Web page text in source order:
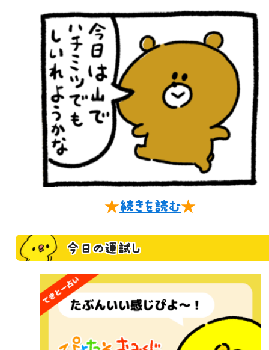
★続きを読む★
今日の運試し